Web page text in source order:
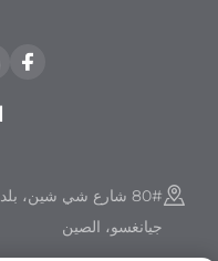
80# شارع شي شين،
جيانغسو، الصين